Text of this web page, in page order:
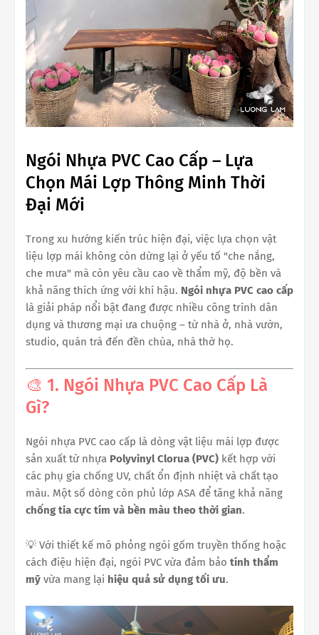
Ngói Nhựa PVC Cao Cấp – Lựa
Chọn Mái Lợp Thông Minh Thời
Đại Mới
Trong xu hướng kiến trúc hiện đại, việc lựa chọn vật
liệu lợp mái không còn dừng lại ở yếu tố "che nắng,
che mưa" mà còn yêu cầu cao về thẩm mỹ, độ bền và
khả năng thích ứng với khí hậu. Ngói nhựa PVC cao cấp
là giải pháp nổi bật đang được nhiều công trình dân
dụng và thương mại ưa chuộng – từ nhà ở, nhà vườn,
studio, quán trà đến đền chùa, nhà thờ họ.
🎨 1. Ngói Nhựa PVC Cao Cấp Là
Gì?
Ngói nhựa PVC cao cấp là dòng vật liệu mái lợp được
sản xuất từ nhựa Polyvinyl Clorua (PVC) kết hợp với
các phụ gia chống UV, chất ổn định nhiệt và chất tạo
màu. Một số dòng còn phủ lớp ASA để tăng khả năng
chống tia cực tím và bền màu theo thời gian.
💡 Với thiết kế mô phỏng ngói gốm truyền thống hoặc
cách điệu hiện đại, ngói PVC vừa đảm bảo tính thẩm
mỹ vừa mang lại hiệu quả sử dụng tối ưu.